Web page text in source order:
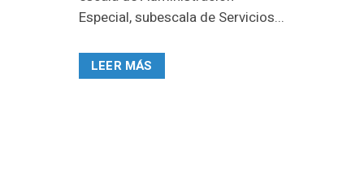
Especial, subescala de Servicios...
LEER MÁS